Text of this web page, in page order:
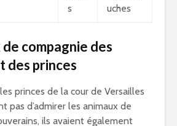
s
uches
de compagnie des
des princes
princes de la cour de Versailles
pas d’admirer les animaux de
ils avaient également